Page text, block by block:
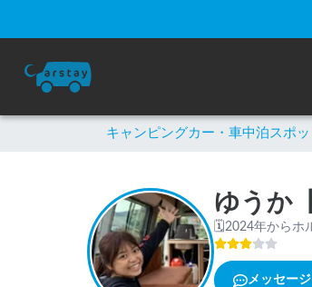
キャンピングカー・車中泊スポ
ゆうか
🗓2024年からホ
メッセー